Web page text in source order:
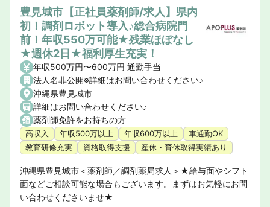
豊見城市【正社員薬剤師/求人】県内
初！調剤ロボット導入♪総合病院門
前！年収550万可能★残業ほぼなし
★週休2日★福利厚生充実！
年収500万円〜600万円 通勤手当
法人名非公開※詳細はお問い合わせください♪
沖縄県豊見城市
詳細はお問い合わせください♪
薬剤師免許をお持ちの方
高収入 年収500万以上 年収600万以上
車通勤OK
教育研修充実
資格取得支援 産休・育休取得実績あり
沖縄県豊見城市＜薬剤師／調剤薬局求人＞★給与面やシフト
面などご相談可能な場合もございます。まずはお気軽にお問
い合わせくださいませ★